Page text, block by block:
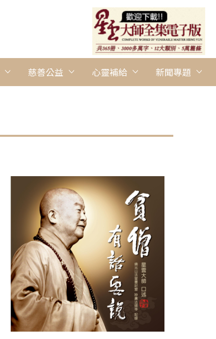
慈善公益 心靈補給 新聞專題
圖說：教育部國民及學前教育署署長彭富源讚嘆所有參賽作品，
得很細緻，並感謝學校給予機會及所有指導老師的付出，讓孝道